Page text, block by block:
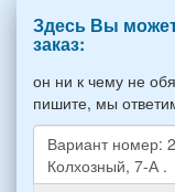
Здесь Вы
заказ:
он ни к чему не
пишите, мы